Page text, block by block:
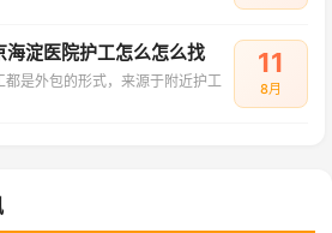
淀医院护工怎么怎么找
都是外包的形式，来源于附近护工
11
8月